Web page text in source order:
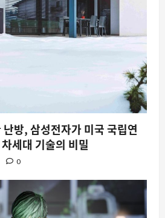
방, 삼성전자가 미국 국립연
세대 기술의 비밀
0